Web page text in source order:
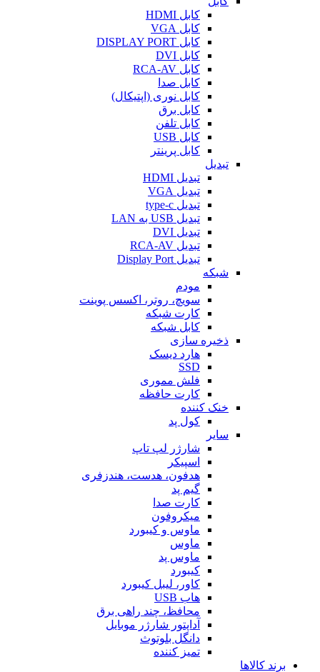
کابل HDMI
کابل VGA
کابل DISPLAY PORT
کابل DVI
کابل RCA-AV
کابل صدا
کابل نوری (اپتیکال)
کابل برق
کابل تلفن
کابل USB
کابل پرینتر
تبدیل
تبدیل HDMI
تبدیل VGA
تبدیل type-c
تبدیل USB به LAN
تبدیل DVI
تبدیل RCA-AV
تبدیل Display Port
شبکه
مودم
سویچ، روتر، اکسس پوینت
کارت شبکه
کابل شبکه
ذخیره سازی
هارد دیسک
SSD
فلش مموری
کارت حافظه
خنک کننده
کول پد
سایر
شارژر لپ تاپ
اسپیکر
هدفون، هدست، هندزفری
گیم پد
کارت صدا
میکروفون
ماوس و کیبورد
ماوس
ماوس پد
کیبورد
کاور، لیبل کیبورد
هاب USB
محافظ، چند راهی برق
آداپتور شارژر موبایل
دانگل بلوتوث
تمیز کننده
برند کالاها